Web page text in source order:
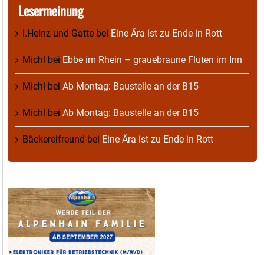
Lesermeinung
I.Heinz und Gatte bei Eine Ära ist zu Ende in Rott
Michl bei Ebbe im Rhein – grauebraune Fluten im Inn
Michl bei Ab Montag: Baustelle an der B15
Michl bei Ab Montag: Baustelle an der B15
Bäckereifreund bei Eine Ära ist zu Ende in Rott